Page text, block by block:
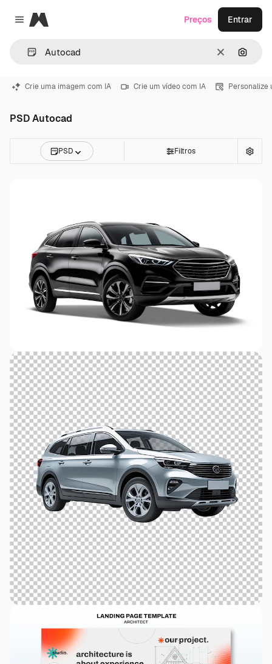
Close menu
Magnific
Limpar
Preços Entrar
Crie uma imagem com IA Crie um vídeo com IA Personalize
PSD Autocad
PSD Filtros